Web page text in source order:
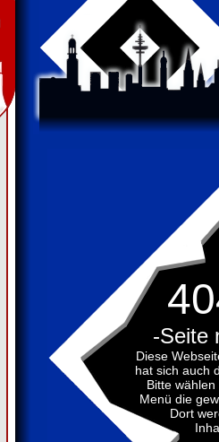
-Seite
Diese
hat sich auch
Bitte
Menü die
Dort